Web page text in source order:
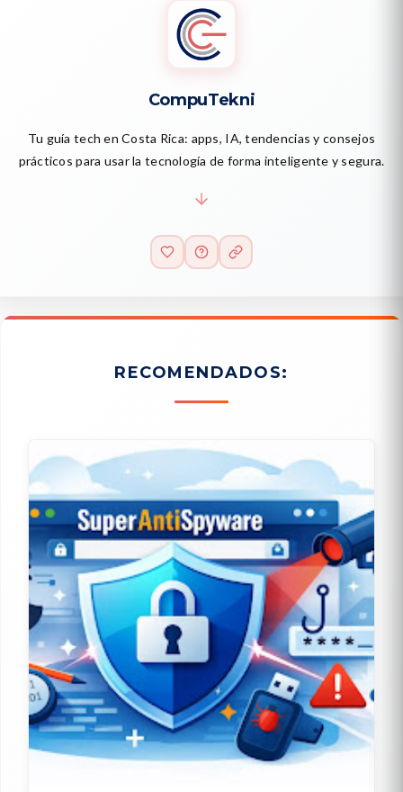
CompuTekni
Tu guía tech en Costa Rica: apps, IA, tendencias y consejos
prácticos para usar la tecnología de forma inteligente y segura.
RECOMENDADOS: